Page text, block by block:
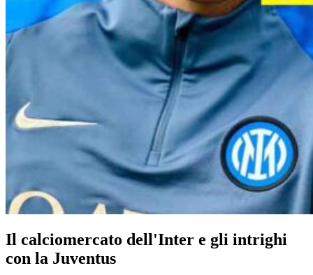
Il calciomercato dell'Inter e gli intrighi
con la Juventus